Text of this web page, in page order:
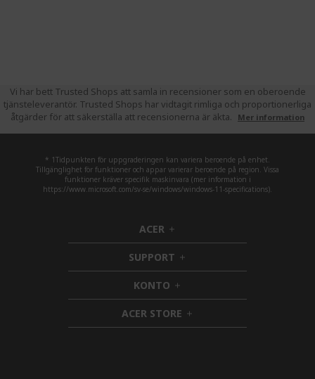
Vi har bett Trusted Shops att samla in recensioner som en oberoende
tjänsteleverantör. Trusted Shops har vidtagit rimliga och proportionerliga
åtgärder för att säkerställa att recensionerna är äkta.
Mer information
* 1Tidpunkten för uppgraderingen kan variera beroende på enhet.
Tillgänglighet för funktioner och appar varierar beroende på region. Vissa
funktioner kräver specifik maskinvara (mer information i
https://www.microsoft.com/sv-se/windows/windows-11-specifications).
ACER h
i
d
d
e
n
SUPPORT h
i
d
d
e
n
KONTO h
i
d
d
ACER STORE h
i